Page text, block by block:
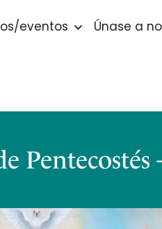
eventos Únase a